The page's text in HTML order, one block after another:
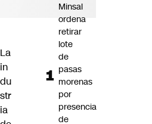
La
in
du
str
ia
Minsal
ordena
retirar
lote
de
pasas
morenas
por
presencia
de